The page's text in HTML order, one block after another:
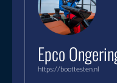
Epco
https://boottesten.nl